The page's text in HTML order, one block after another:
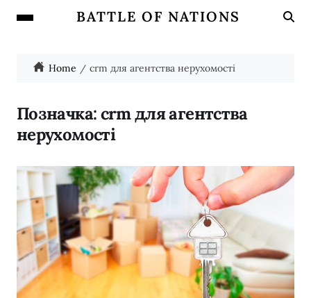
BATTLE OF NATIONS
Home crm для агентства нерухомості
Позначка:crm для агентства
нерухомості